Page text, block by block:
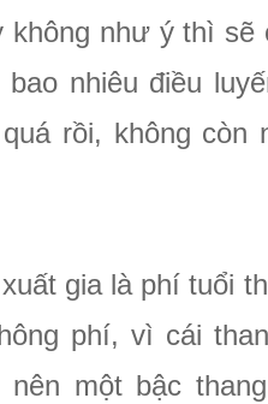
không như ý thì sẽ
bao nhiêu điều
rồi, không còn
gia là phí tuổi
phí, vì cái
nên một bậc